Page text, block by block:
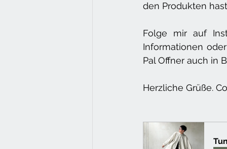
den Produkten
Folge mir auf
Informationen
Pal Offner auch in
Herzliche Grüße.